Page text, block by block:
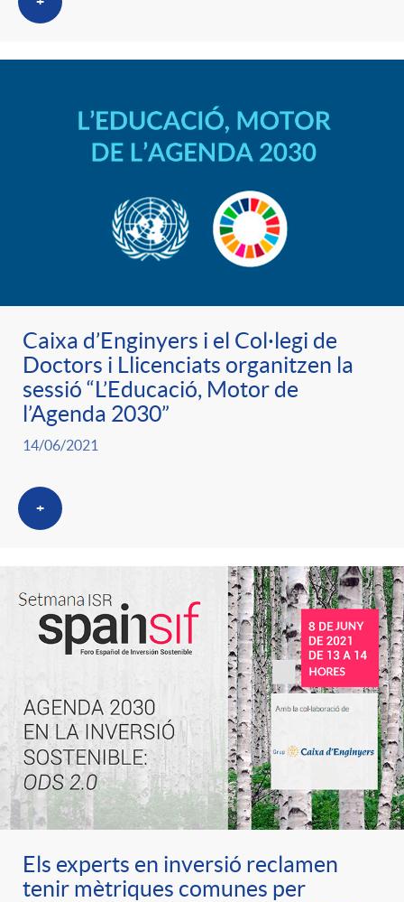
Caixa d’Enginyers i el Col·legi de
Doctors i Llicenciats organitzen la
sessió “L’Educació, Motor de
l’Agenda 2030”
14/06/2021
+
Els experts en inversió reclamen
tenir mètriques comunes per